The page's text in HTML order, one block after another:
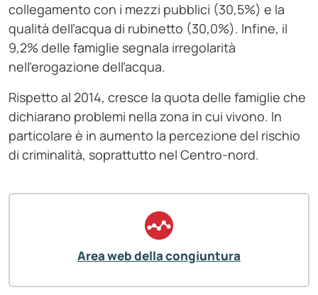
collegamento con i mezzi pubblici (30,5%) e la
qualità dell’acqua di rubinetto (30,0%). Infine, il
9,2% delle famiglie segnala irregolarità
nell’erogazione dell’acqua.
Rispetto al 2014, cresce la quota delle famiglie che
dichiarano problemi nella zona in cui vivono. In
particolare è in aumento la percezione del rischio
di criminalità, soprattutto nel Centro-nord.
Area web della congiuntura